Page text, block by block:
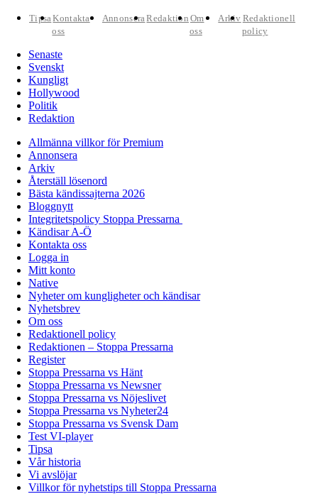
TipsaKontakta
oss
AnnonseraRedaktion Om
oss
Arkiv Redaktionell
policy
Senaste
Svenskt
Kungligt
Hollywood
Politik
Redaktion
Allmänna villkor för Premium
Annonsera
Arkiv
Återställ lösenord
Bästa kändissajterna 2026
Bloggnytt
Integritetspolicy Stoppa Pressarna
Kändisar A-Ö
Kontakta oss
Logga in
Mitt konto
Native
Nyheter om kungligheter och kändisar
Nyhetsbrev
Om oss
Redaktionell policy
Redaktionen – Stoppa Pressarna
Register
Stoppa Pressarna vs Hänt
Stoppa Pressarna vs Newsner
Stoppa Pressarna vs Nöjeslivet
Stoppa Pressarna vs Nyheter24
Stoppa Pressarna vs Svensk Dam
Test VI-player
Tipsa
Vår historia
Vi avslöjar
Villkor för nyhetstips till Stoppa Pressarna